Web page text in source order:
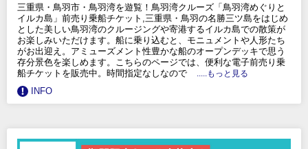
三重県・鳥羽市・鳥羽湾を遊覧！鳥羽湾クルーズ「鳥羽湾めぐりと
イルカ島」前売り乗船チケット,三重県・鳥羽の名勝三ツ島をはじめ
とした美しい鳥羽湾のクルージングや寄港するイルカ島での散策が
お楽しみいただけます。船に乗り込むと、モニュメントや人形たち
がお出迎え。アミューズメント性豊かな船のオープンデッキで思う
存分景色を楽しめます。こちらのページでは、便利な電子前売り乗
船チケットを販売中。時間指定なしなので
.....もっと見る
INFO